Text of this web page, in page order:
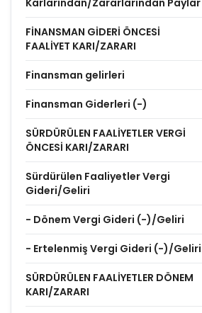
Karlarından/Zararlarından Paylar
FİNANSMAN GİDERİ ÖNCESİ
FAALİYET KARI/ZARARI
Finansman gelirleri
Finansman Giderleri (-)
SÜRDÜRÜLEN FAALİYETLER VERGİ
ÖNCESİ KARI/ZARARI
Sürdürülen Faaliyetler Vergi
Gideri/Geliri
- Dönem Vergi Gideri (-)/Geliri
- Ertelenmiş Vergi Gideri (-)/Geliri
SÜRDÜRÜLEN FAALİYETLER DÖNEM
KARI/ZARARI